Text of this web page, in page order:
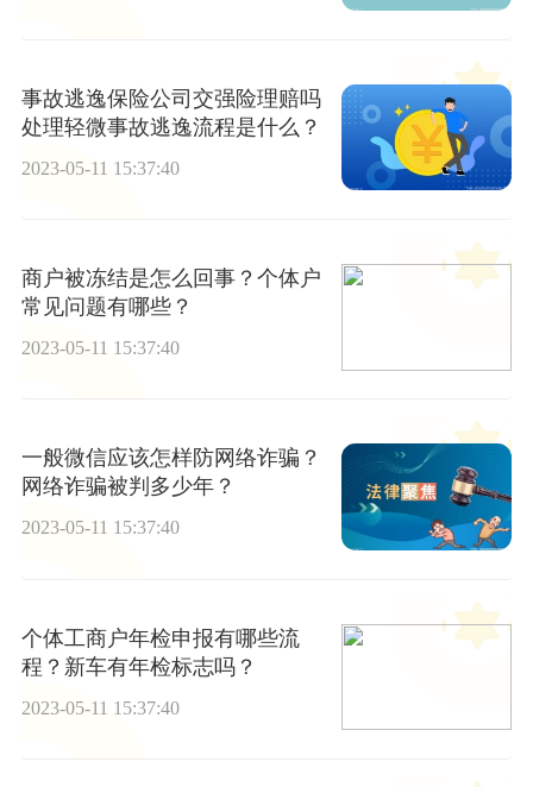
事故逃逸保险公司交强险理赔吗
处理轻微事故逃逸流程是什么？
2023-05-11 15:37:40
商户被冻结是怎么回事？个体户
常见问题有哪些？
2023-05-11 15:37:40
一般微信应该怎样防网络诈骗？
网络诈骗被判多少年？
2023-05-11 15:37:40
个体工商户年检申报有哪些流
程？新车有年检标志吗？
2023-05-11 15:37:40